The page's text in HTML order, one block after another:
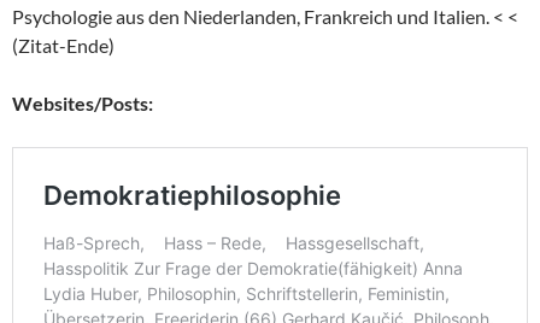
Psychologie aus den Niederlanden, Frankreich und Italien. < <
(Zitat-Ende)
Websites/Posts: